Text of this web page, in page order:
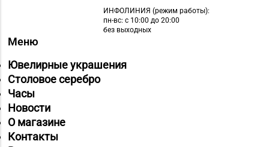
ИНФОЛИНИЯ (режим работы):
пн-вс: с 10:00 до 20:00
без выходных
Меню
Ювелирные украшения
Столовое серебро
Часы
Новости
О магазине
Контакты